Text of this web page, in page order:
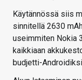
Käytännössä siis
sinnitellä 2630
useimmiten Nokia
kaikkiaan
budjetti-